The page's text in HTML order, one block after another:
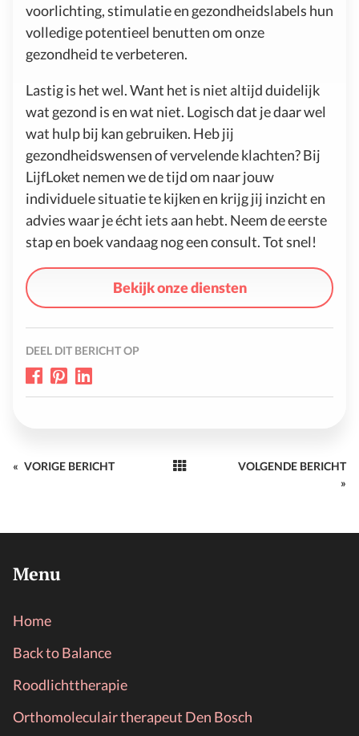
voorlichting, stimulatie en gezondheidslabels hun
volledige potentieel benutten om onze
gezondheid te verbeteren.
Lastig is het wel. Want het is niet altijd duidelijk
wat gezond is en wat niet. Logisch dat je daar wel
wat hulp bij kan gebruiken. Heb jij
gezondheidswensen of vervelende klachten? Bij
LijfLoket nemen we de tijd om naar jouw
individuele situatie te kijken en krijg jij inzicht en
advies waar je écht iets aan hebt. Neem de eerste
stap en boek vandaag nog een consult. Tot snel!
Bekijk onze diensten
DEEL DIT BERICHT OP
« VORIGE BERICHT
VOLGENDE BERICHT
»
Menu
Home
Back to Balance
Roodlichttherapie
Orthomoleculair therapeut Den Bosch